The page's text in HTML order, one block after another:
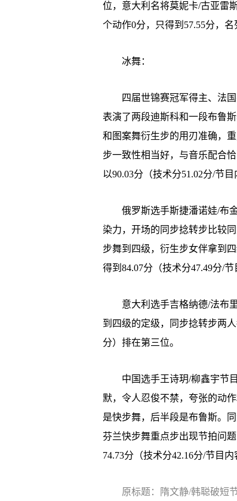
位，意大利名将莫妮卡/古亚雷
个动作0分，只得到57.55分，名
冰舞：
四届世锦赛冠军得主、法国
表演了两段迪斯科和一段布鲁
和图案舞衍生步的用刃准确，
步一致性相当好，与音乐配合
以90.03分（技术分51.02分/节
俄罗斯选手斯捷潘诺娃/布金
染力，开场的同步捻转步比较
步舞到四级，衍生步女伴拿到
得到84.07分（技术分47.49分/
意大利选手吉格纳德/法布里
到四级的定级，同步捻转步两
分）排在第三位。
中国选手王诗玥/柳鑫宇节目
默，令人忍俊不禁，夸张的动
是快步舞，后半段是布鲁斯。
芬兰快步舞重点步出现节拍问
74.73分（技术分42.16分/节目内
原标题：隋文静/韩聪破短